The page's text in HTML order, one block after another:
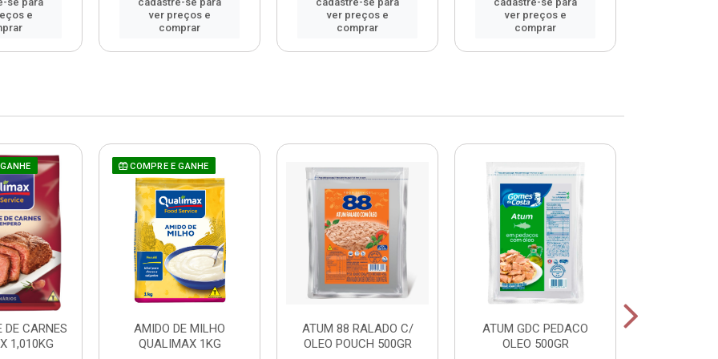
e
ver preços e
comprar
ver preços e
comprar
ver preços e
comprar
CARNES
1,010KG
COMPRE E GANHE
AMIDO DE MILHO
QUALIMAX 1KG
ATUM 88 RALADO C/
OLEO POUCH 500GR
ATUM GDC PEDACO
OLEO 500GR